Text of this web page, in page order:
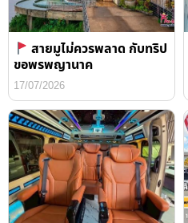
สายมูไม่ควรพลาด กับทริป
ขอพรพญานาค
17/07/2026